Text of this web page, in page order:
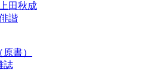
上田秋成
諧
書）
誌